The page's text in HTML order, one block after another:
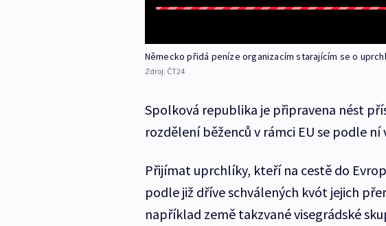
Německo přidá peníze organizacím starajícím se o
Zdroj: ČT24
Spolková republika je připravena nést
rozdělení běženců v rámci EU se podle
Přijímat uprchlíky, kteří na cestě do
podle již dříve schválených kvót jejich
například země takzvané visegrádské